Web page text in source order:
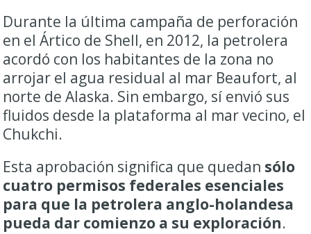
Durante la última campaña de perforación
en el Ártico de Shell, en 2012, la petrolera
acordó con los habitantes de la zona no
arrojar el agua residual al mar Beaufort, al
norte de Alaska. Sin embargo, sí envió sus
fluidos desde la plataforma al mar vecino, el
Chukchi.
Esta aprobación significa que quedan sólo
cuatro permisos federales esenciales
para que la petrolera anglo-holandesa
pueda dar comienzo a su exploración.